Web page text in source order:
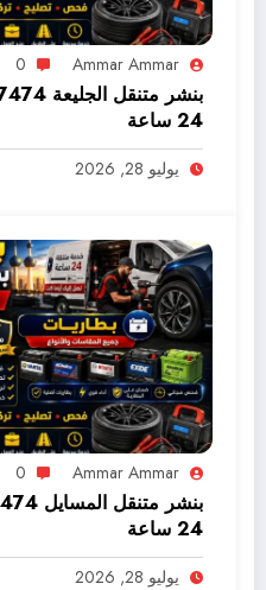
Ammar Ammar
0
24 ساعة
يوليو 28, 2026
Ammar Ammar
0
24 ساعة
يوليو 28, 2026